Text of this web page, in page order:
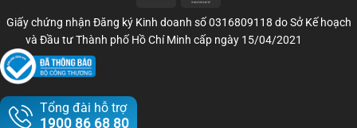
Giấy chứng nhận Đăng ký Kinh doanh số 0316809118 do Sở Kế hoạch
và Đầu tư Thành phố Hồ Chí Minh cấp ngày 15/04/2021
Tổng đài hỗ trợ
1900 86 68 80